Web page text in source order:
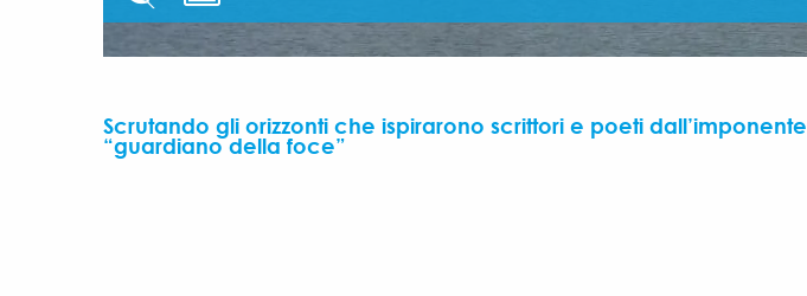
Scrutando gli orizzonti che ispirarono scrittori e poeti dall’imponente
“guardiano della foce”